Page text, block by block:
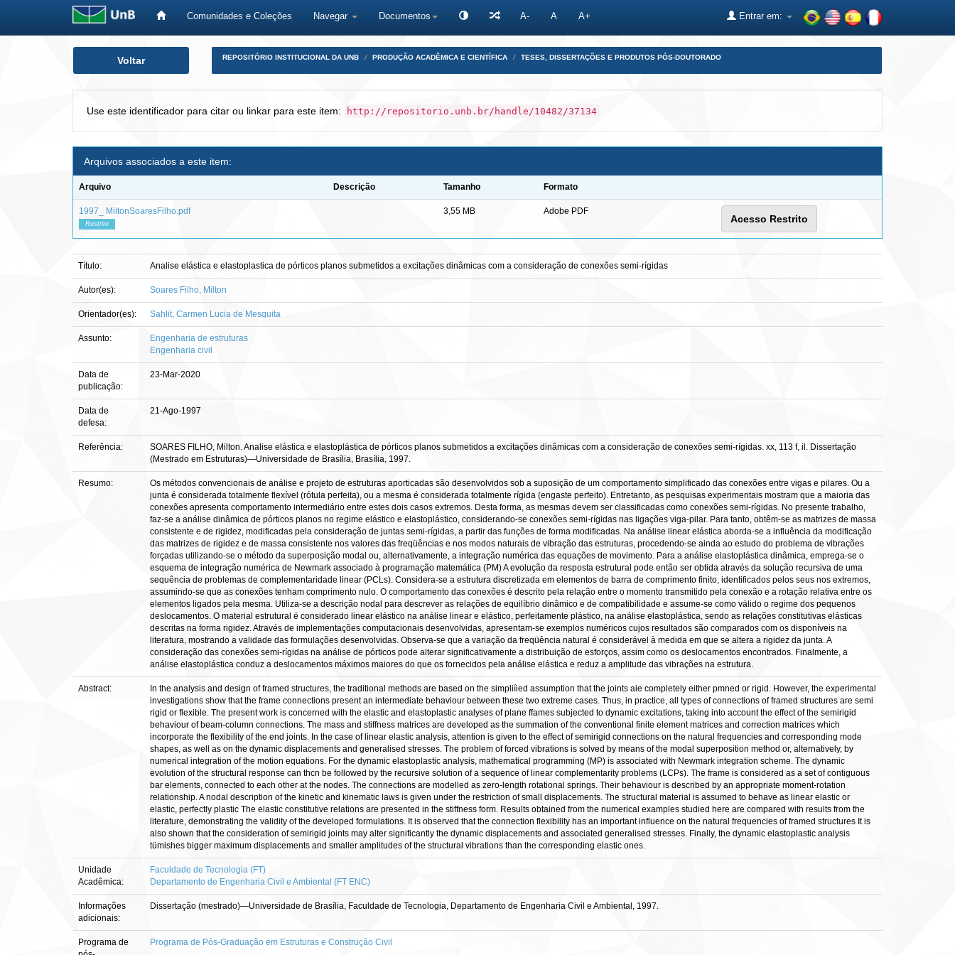
Comunidades e Coleções Navegar Documentos A- A A+ Entrar em:
Voltar REPOSITÓRIO INSTITUCIONAL DA UNB PRODUÇÃO ACADÊMICA E CIENTÍFICA TESES, DISSERTAÇÕES E PRODUTOS PÓS-DOUTORADO
Use este identificador para citar ou linkar para este item: http://repositorio.unb.br/handle/10482/37134
Arquivos associados a este item:
Arquivo Descrição Tamanho Formato
1997_ MiltonSoaresFilho.pdf
Restrito
3,55 MB Adobe PDF
Acesso Restrito
Título: Analise elástica e elastoplastica de pórticos planos submetidos a excitações dinâmicas com a consideração de conexões semi-rígidas
Autor(es): Soares Filho, Milton
Orientador(es): Sahlit, Carmen Lucia de Mesquita
Assunto:
Engenharia de estruturas
Engenharia civil
Data de
publicação:
23-Mar-2020
Data de
defesa:
21-Ago-1997
Referência:
SOARES FILHO, Milton. Analise elástica e elastoplástica de pórticos planos submetidos a excitações dinâmicas com a consideração de conexões semi-rígidas. xx, 113 f, il. Dissertação
(Mestrado em Estruturas)—Universidade de Brasília, Brasília, 1997.
Resumo:
Os métodos convencionais de análise e projeto de estruturas aporticadas são desenvolvidos sob a suposição de um comportamento simplificado das conexões entre vigas e pilares. Ou a
junta é considerada totalmente flexível (rótula perfeita), ou a mesma é considerada totalmente rígida (engaste perfeito). Entretanto, as pesquisas experimentais mostram que a maioria das
conexões apresenta comportamento intermediário entre estes dois casos extremos. Desta forma, as mesmas devem ser classificadas como conexões semi-rígidas. No presente trabalho,
faz-se a análise dinâmica de pórticos planos no regime elástico e elastoplástico, considerando-se conexões semi-rígidas nas ligações viga-pilar. Para tanto, obtêm-se as matrizes de massa
consistente e de rigidez, modificadas pela consideração de juntas semi-rígidas, a partir das funções de forma modificadas. Na análise linear elástica aborda-se a influência da modificação
das matrizes de rigidez e de massa consistente nos valores das freqüências e nos modos naturais de vibração das estruturas, procedendo-se ainda ao estudo do problema de vibrações
forçadas utilizando-se o método da superposição modal ou, alternativamente, a integração numérica das equações de movimento. Para a análise elastoplástica dinâmica, emprega-se o
esquema de integração numérica de Newmark associado à programação matemática (PM) A evolução da resposta estrutural pode então ser obtida através da solução recursiva de uma
sequência de problemas de complementaridade linear (PCLs). Considera-se a estrutura discretizada em elementos de barra de comprimento finito, identificados pelos seus nos extremos,
assumindo-se que as conexões tenham comprimento nulo. O comportamento das conexões é descrito pela relação entre o momento transmitido pela conexão e a rotação relativa entre os
elementos ligados pela mesma. Utiliza-se a descrição nodal para descrever as relações de equilíbrio dinâmico e de compatibilidade e assume-se como válido o regime dos pequenos
deslocamentos. O material estrutural é considerado linear elástico na análise linear e elástico, perfeitamente plástico, na análise elastoplástica, sendo as relações constitutivas elásticas
descritas na forma rigidez. Através de implementações computacionais desenvolvidas, apresentam-se exemplos numéricos cujos resultados são comparados com os disponíveis na
literatura, mostrando a validade das formulações desenvolvidas. Observa-se que a variação da freqüência natural é considerável à medida em que se altera a rigidez da junta. A
consideração das conexões semi-rígidas na análise de pórticos pode alterar significativamente a distribuição de esforços, assim como os deslocamentos encontrados. Finalmente, a
análise elastoplástica conduz a deslocamentos máximos maiores do que os fornecidos pela análise elástica e reduz a amplitude das vibrações na estrutura.
Abstract:
In the analysis and design of framed structures, the traditional methods are based on the simpliíied assumption that the joints aie completely either pmned or rigid. However, the experimental
investigations show that the frame connections present an intermediate behaviour between these two extreme cases. Thus, in practice, all types of connections of framed structures are semi
rigid or flexible. The present work is concerned with the elastic and elastoplastic analyses of plane ffames subjected to dynamic excitations, taking into account the effect of the semirigid
behaviour of beam-column connections. The mass and stiffness matrices are developed as the summation of the conventional finite element matrices and correction matrices which
incorporate the flexibility of the end joints. In the case of linear elastic analysis, attention is given to the effect of semirigid connections on the natural frequencies and corresponding mode
shapes, as well as on the dynamic displacements and generalised stresses. The problem of forced vibrations is solved by means of the modal superposition method or, alternatively, by
numerical integration of the motion equations. For the dynamic elastoplastic analysis, mathematical programming (MP) is associated with Newmark integration scheme. The dynamic
evolution of the structural response can thcn be followed by the recursive solution of a sequence of linear complementarity problems (LCPs). The frame is considered as a set of contiguous
bar elements, connected to each other at the nodes. The connections are modelled as zero-length rotational springs. Their behaviour is described by an appropriate moment-rotation
relationship. A nodal description of the kinetic and kinematic laws is given under the restriction of small displacements. The structural material is assumed to behave as linear elastic or
elastic, perfectly plastic The elastic constitutive relations are presented in the stiffness form. Results obtained from the numerical examples studied here are compared with results from the
literature, demonstrating the validity of the developed formulations. It is observed that the connection flexibility has an important influence on the natural frequencies of framed structures It is
also shown that the consideration of semirigid joints may alter significantly the dynamic displacements and associated generalised stresses. Finally, the dynamic elastoplastic analysis
tümishes bigger maximum displacements and smaller amplitudes of the structural vibrations than the corresponding elastic ones.
Unidade
Acadêmica:
Faculdade de Tecnologia (FT)
Departamento de Engenharia Civil e Ambiental (FT ENC)
Informações
adicionais:
Dissertação (mestrado)—Universidade de Brasília, Faculdade de Tecnologia, Departamento de Engenharia Civil e Ambiental, 1997.
Programa de
Programa de Pós-Graduação em Estruturas e Construção Civil